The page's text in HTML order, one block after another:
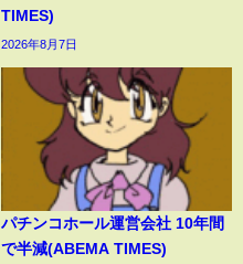
TIMES)
2026年8月7日
パチンコホール運営会社 10年間
で半減(ABEMA TIMES)